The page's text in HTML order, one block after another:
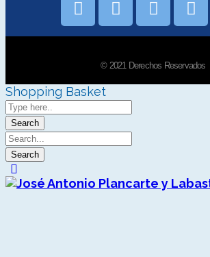
© 2021 Derechos Reservados
Shopping Basket